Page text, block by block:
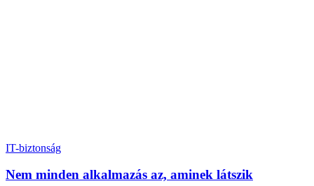
IT-biztonság
Nem minden alkalmazás az, aminek látszik